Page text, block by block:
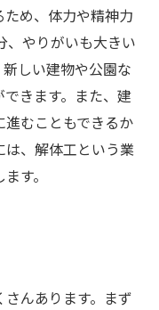
め、体力や精神力
、やりがいも大きい
しい建物や公園な
きます。また、建
むこともできるか
、解体工という業
す。
んあります。まず